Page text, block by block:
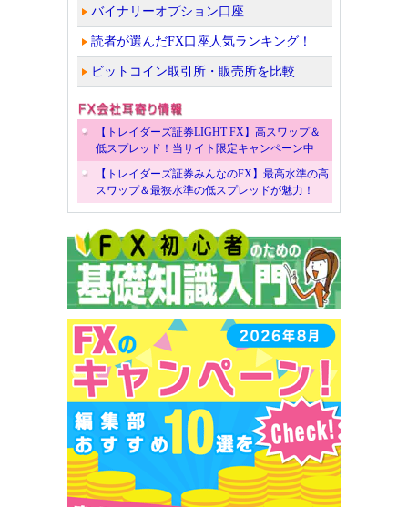
バイナリーオプション口座
読者が選んだFX口座人気ランキング！
ビットコイン取引所・販売所を比較
【トレイダーズ証券LIGHT FX】高スワップ＆
低スプレッド！当サイト限定キャンペーン中
【トレイダーズ証券みんなのFX】最高水準の高
スワップ＆最狭水準の低スプレッドが魅力！